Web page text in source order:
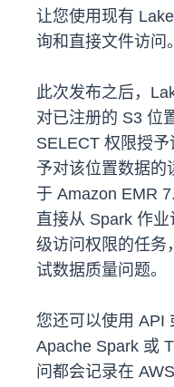
让您使用现有
询和直接文件访问。
此次发布之后，
对已注册的 S3 位
SELECT 权限授
予对该位置数据的
于 Amazon EMR
直接从 Spark 作
级访问权限的任务
试数据质量问题。
您还可以使用 API
Apache Spark 或
问都会记录在